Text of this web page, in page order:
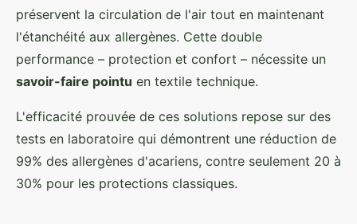
préservent la circulation de l'air tout en maintenant
l'étanchéité aux allergènes. Cette double
performance – protection et confort – nécessite un
savoir-faire pointu en textile technique.
L'efficacité prouvée de ces solutions repose sur des
tests en laboratoire qui démontrent une réduction de
99% des allergènes d'acariens, contre seulement 20 à
30% pour les protections classiques.